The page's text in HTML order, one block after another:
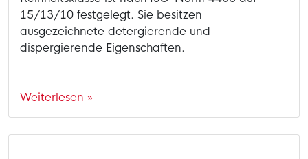
15/13/10 festgelegt. Sie besitzen
ausgezeichnete detergierende und
dispergierende Eigenschaften.
Weiterlesen »